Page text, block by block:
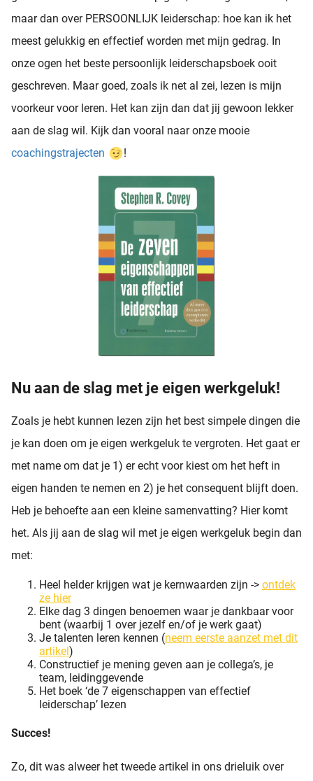
maar dan over PERSOONLIJK leiderschap: hoe kan ik het
meest gelukkig en effectief worden met mijn gedrag. In
onze ogen het beste persoonlijk leiderschapsboek ooit
geschreven. Maar goed, zoals ik net al zei, lezen is mijn
voorkeur voor leren. Het kan zijn dan dat jij gewoon lekker
aan de slag wil. Kijk dan vooral naar onze mooie
coachingstrajecten
!
Nu aan de slag met je eigen werkgeluk!
Zoals je hebt kunnen lezen zijn het best simpele dingen die
je kan doen om je eigen werkgeluk te vergroten. Het gaat er
met name om dat je 1) er echt voor kiest om het heft in
eigen handen te nemen en 2) je het consequent blijft doen.
Heb je behoefte aan een kleine samenvatting? Hier komt
het. Als jij aan de slag wil met je eigen werkgeluk begin dan
met:
Heel helder krijgen wat je kernwaarden zijn -> ontdek
ze hier
Elke dag 3 dingen benoemen waar je dankbaar voor
bent (waarbij 1 over jezelf en/of je werk gaat)
Je talenten leren kennen (neem eerste aanzet met dit
artikel)
Constructief je mening geven aan je collega’s, je
team, leidinggevende
Het boek ‘de 7 eigenschappen van effectief
leiderschap’ lezen
Succes!
Zo, dit was alweer het tweede artikel in ons drieluik over